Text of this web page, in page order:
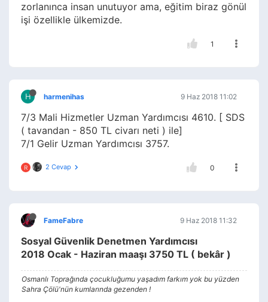
zorlanınca insan unutuyor ama, eğitim biraz gönül
işi özellikle ülkemizde.
1
H harmenihas 9 Haz 2018 11:02
7/3 Mali Hizmetler Uzman Yardımcısı 4610. [ SDS
( tavandan - 850 TL civarı neti ) ile]
7/1 Gelir Uzman Yardımcısı 3757.
R 2 Cevap 0
FameFabre 9 Haz 2018 11:32
Sosyal Güvenlik Denetmen Yardımcısı
2018 Ocak - Haziran maaşı 3750 TL ( bekâr )
Osmanlı Toprağında çocukluğumu yaşadım farkım yok bu yüzden
Sahra Çölü'nün kumlarında gezenden !